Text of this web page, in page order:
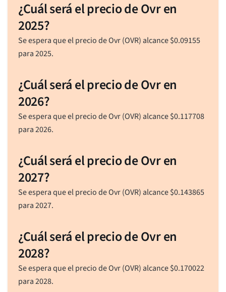
¿Cuál será el precio de Ovr en
2025?
Se espera que el precio de Ovr (OVR) alcance$0.09155
para 2025.
¿Cuál será el precio de Ovr en
2026?
Se espera que el precio de Ovr (OVR) alcance$0.117708
para 2026.
¿Cuál será el precio de Ovr en
2027?
Se espera que el precio de Ovr (OVR) alcance$0.143865
para 2027.
¿Cuál será el precio de Ovr en
2028?
Se espera que el precio de Ovr (OVR) alcance$0.170022
para 2028.